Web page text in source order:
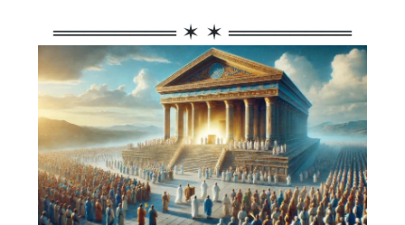
════════ ✶ ✶ ════════